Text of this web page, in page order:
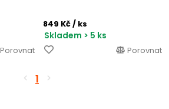
Porovnat
849 Kč/ ks
Skladem > 5 ks
Porovnat
1